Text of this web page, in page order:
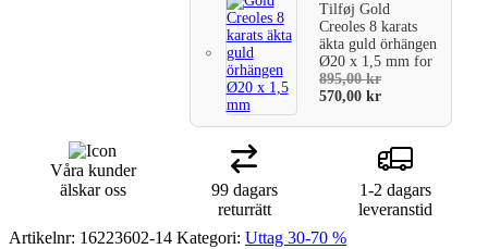
TilføjGold
Creoles 8 karats
äkta guld örhängen
Ø20 x 1,5 mmfor
895,00kr
570,00kr
Våra kunder
älskar oss
99 dagars
returrätt
1-2 dagars
leveranstid
Artikelnr: 16223602-14 Kategori: Uttag 30-70 %